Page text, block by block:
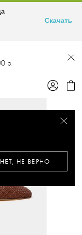
р.
НЕТ, НЕ ВЕРНО
Скачать